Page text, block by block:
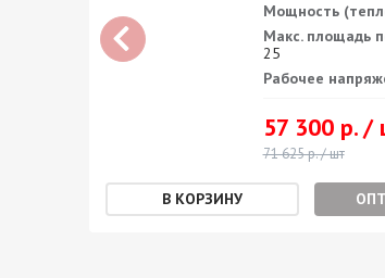
Мощность
Макс. площадь
25
Рабочее
57 300 р. /
71 625 р. / шт